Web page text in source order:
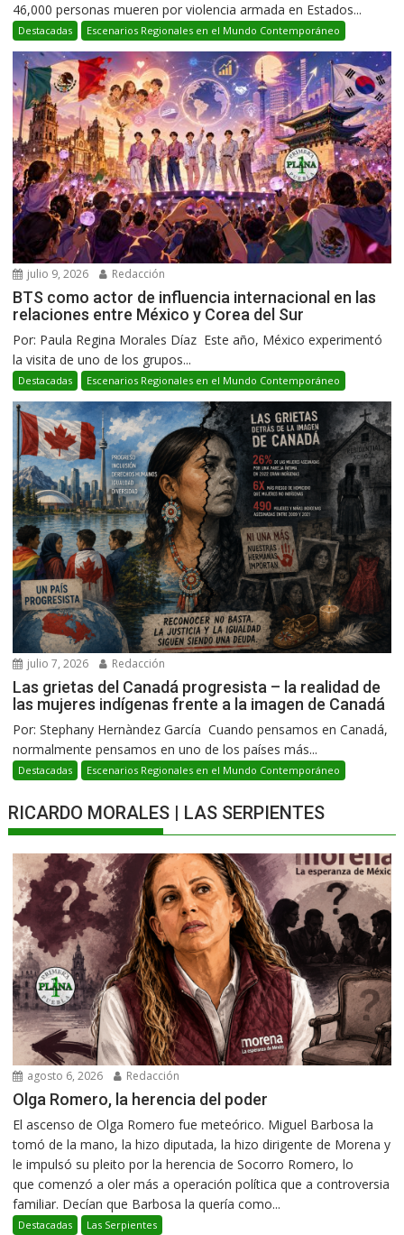
46,000 personas mueren por violencia armada en Estados...
Destacadas Escenarios Regionales en el Mundo Contemporáneo
julio 9, 2026 Redacción
BTS como actor de influencia internacional en las
relaciones entre México y Corea del Sur
Por: Paula Regina Morales Díaz Este año, México experimentó
la visita de uno de los grupos...
Destacadas Escenarios Regionales en el Mundo Contemporáneo
julio 7, 2026 Redacción
Las grietas del Canadá progresista – la realidad de
las mujeres indígenas frente a la imagen de Canadá
Por: Stephany Hernàndez García Cuando pensamos en Canadá,
normalmente pensamos en uno de los países más...
Destacadas Escenarios Regionales en el Mundo Contemporáneo
RICARDO MORALES | LAS SERPIENTES
agosto 6, 2026 Redacción
Olga Romero, la herencia del poder
El ascenso de Olga Romero fue meteórico. Miguel Barbosa la
tomó de la mano, la hizo diputada, la hizo dirigente de Morena y
le impulsó su pleito por la herencia de Socorro Romero, lo
que comenzó a oler más a operación política que a controversia
familiar. Decían que Barbosa la quería como...
Destacadas Las Serpientes